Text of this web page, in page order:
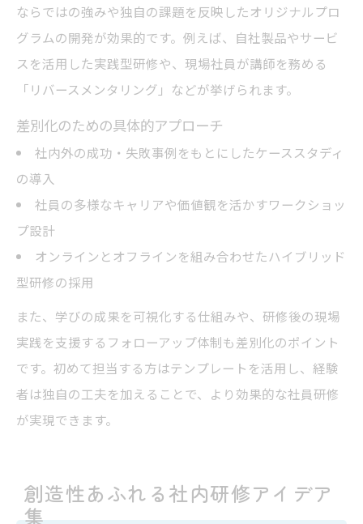
ならではの強みや独自の課題を反映したオリジナルプロ
グラムの開発が効果的です。例えば、自社製品やサービ
スを活用した実践型研修や、現場社員が講師を務める
「リバースメンタリング」などが挙げられます。
差別化のための具体的アプローチ
社内外の成功・失敗事例をもとにしたケーススタディ
の導入
社員の多様なキャリアや価値観を活かすワークショッ
プ設計
オンラインとオフラインを組み合わせたハイブリッド
型研修の採用
また、学びの成果を可視化する仕組みや、研修後の現場
実践を支援するフォローアップ体制も差別化のポイント
です。初めて担当する方はテンプレートを活用し、経験
者は独自の工夫を加えることで、より効果的な社員研修
が実現できます。
創造性あふれる社内研修アイデア
集